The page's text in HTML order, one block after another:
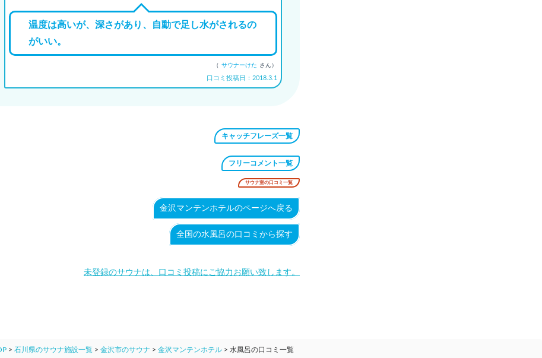
温度は高いが、深さがあり、自動で足し水がされるの
がいい。
（ サウナーけた さん）
口コミ投稿日：2018.3.1
キャッチフレーズ一覧
フリーコメント一覧
サウナ室の口コミ一覧
金沢マンテンホテルのページへ戻る
全国の水風呂の口コミから探す
未登録のサウナは、口コミ投稿にご協力お願い致します。
> 石川県のサウナ施設一覧 > 金沢市のサウナ > 金沢マンテンホテル > 水風呂の口コミ一覧